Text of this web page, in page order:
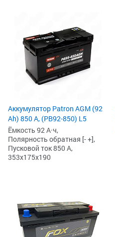
Аккумулятор Patron AGM (92
Ah) 850 А, (PB92-850) L5
Ёмкость 92 А·ч,
Полярность обратная [- +],
Пусковой ток 850 А,
353x175x190